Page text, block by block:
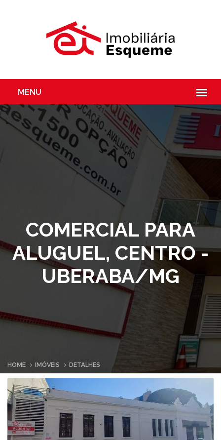
COMERCIAL PARA
ALUGUEL, CENTRO -
UBERABA/MG
HOME IMÓVEIS DETALHES